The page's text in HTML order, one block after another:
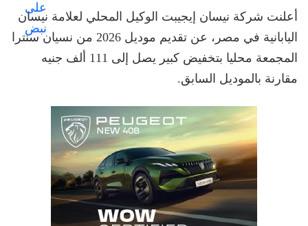
أعلنت شركة نيسان إيجيبت الوكيل المحلي لعلامة نيسان
اليابانية في مصر، عن تقديم موديل 2026 من نسيان سنترا
المجمعة محليا بتخفيض كبير يصل إلى 111 ألف جنيه
مقارنة بالموديل السابق.